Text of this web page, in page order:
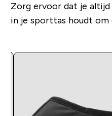
Zorg ervoor dat je altijd
in je sporttas houdt om